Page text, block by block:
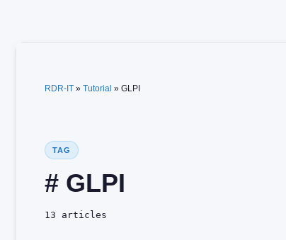
RDR-IT » Tutorial » GLPI
TAG
# GLPI
13 articles